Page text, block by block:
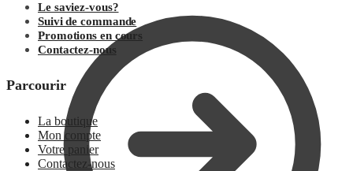
Le saviez-vous?
Suivi de commande
Promotions en cours
Contactez-nous
Parcourir
La boutique
Mon compte
Votre panier
Contactez-nous